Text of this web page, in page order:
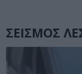
ΣΕΙΣΜΟΣ